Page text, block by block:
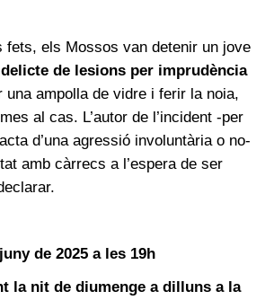
fets, els Mossos van detenir un jove
delicte de lesions per imprudència
una ampolla de vidre i ferir la noia,
al cas. L’autor de l’incident -per
d’una agressió involuntària o no-
amb càrrecs a l’espera de ser
de 2025 a les 19h
la nit de diumenge a dilluns a la